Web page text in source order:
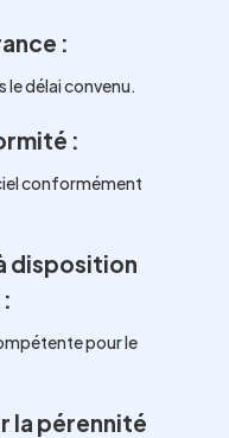
:
le délai convenu.
:
conformément
disposition
pour le
la pérennité